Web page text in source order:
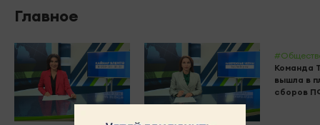
Главное
Команда
вышла в
сборов